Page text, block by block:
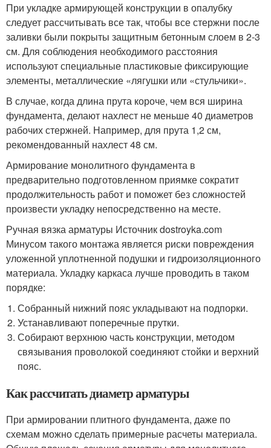
При укладке армирующей конструкции в опалубку
следует рассчитывать все так, чтобы все стержни после
заливки были покрыты защитным бетонным слоем в 2-3
см. Для соблюдения необходимого расстояния
используют специальные пластиковые фиксирующие
элементы, металлические «лягушки или «стульчики».
В случае, когда длина прута короче, чем вся ширина
фундамента, делают нахлест не меньше 40 диаметров
рабочих стержней. Например, для прута 1,2 см,
рекомендованный нахлест 48 см.
Армирование монолитного фундамента в
предварительно подготовленном приямке сократит
продолжительность работ и поможет без сложностей
произвести укладку непосредственно на месте.
Ручная вязка арматуры Источник dostroyka.com
Минусом такого монтажа является риски повреждения
уложенной уплотненной подушки и гидроизоляционного
материала. Укладку каркаса лучше проводить в таком
порядке:
Собранный нижний пояс укладывают на подпорки.
Устанавливают поперечные прутки.
Собирают верхнюю часть конструкции, методом
связывания проволокой соединяют стойки и верхний
пояс.
Как рассчитать диаметр арматуры
При армировании плитного фундамента, даже по
схемам можно сделать примерные расчеты материала.